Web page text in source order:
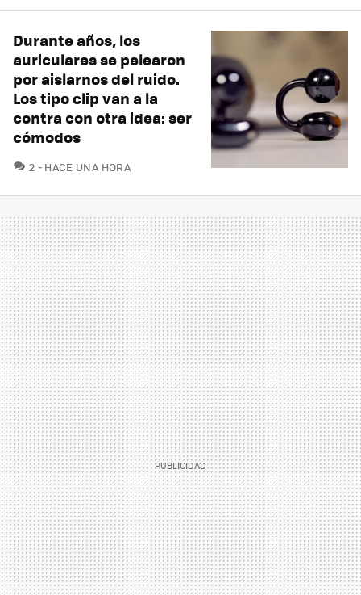
Durante años, los
auriculares se pelearon
por aislarnos del ruido.
Los tipo clip van a la
contra con otra idea: ser
cómodos
2 COMENTARIOS
HACE UNA HORA